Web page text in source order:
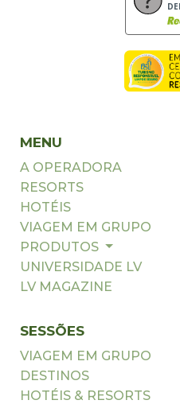
MENU
A OPERADORA
RESORTS
HOTÉIS
VIAGEM EM GRUPO
PRODUTOS
UNIVERSIDADE LV
LV MAGAZINE
SESSÕES
VIAGEM EM GRUPO
DESTINOS
HOTÉIS & RESORTS